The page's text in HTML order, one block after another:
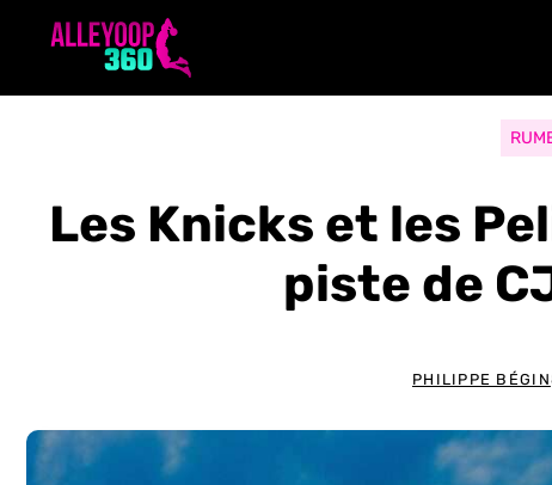
Les Knicks et les
piste de
PHILIPPE BÉGIN